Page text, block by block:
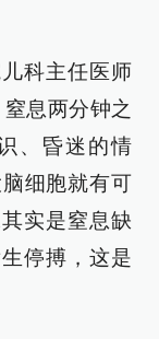
科主任医师
息两分钟之
、昏迷的情
细胞就有可
实是窒息缺
停搏，这是